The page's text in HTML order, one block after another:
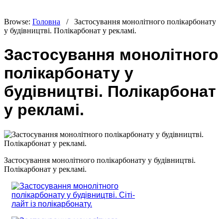
Browse: Головна /
Застосування монолітного полікарбонату
у будівництві. Полікарбонат у рекламі.
Застосування монолітного
полікарбонату у
будівництві. Полікарбонат
у рекламі.
Застосування монолітного полікарбонату у будівництві.
Полікарбонат у рекламі.